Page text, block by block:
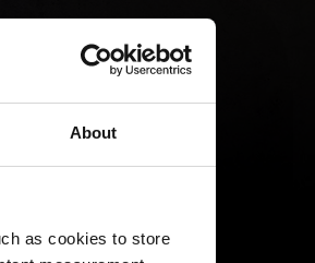
About
as cookies to store